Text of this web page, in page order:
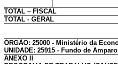
TOTAL – FISCAL
TOTAL - GERAL
ÓRGÃO: 25000 - Ministério da
UNIDADE: 25915 - Fundo de
ANEXO II